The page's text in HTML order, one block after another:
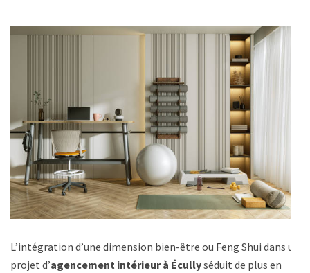
L’intégration d’une dimension bien-être ou Feng Shui dans un
projet d’agencement intérieur à Écullyséduit de plus en